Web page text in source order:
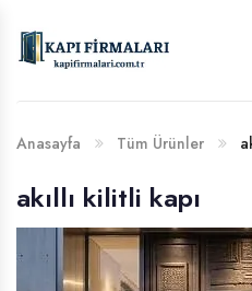
BANKA HESAP
Anasayfa Tüm Ürünler
akıllı kilitli kapı